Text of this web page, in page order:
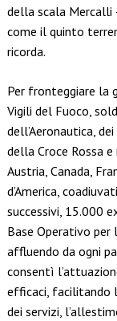
della scala Mercalli
come il quinto
ricorda.
Per fronteggiare la
Vigili del Fuoco,
dell’Aeronautica,
della Croce Rossa
Austria, Canada,
d’America,
successivi, 15.000
Base Operativo
affluendo da ogni
consentì
efficaci, facilitando
dei servizi,